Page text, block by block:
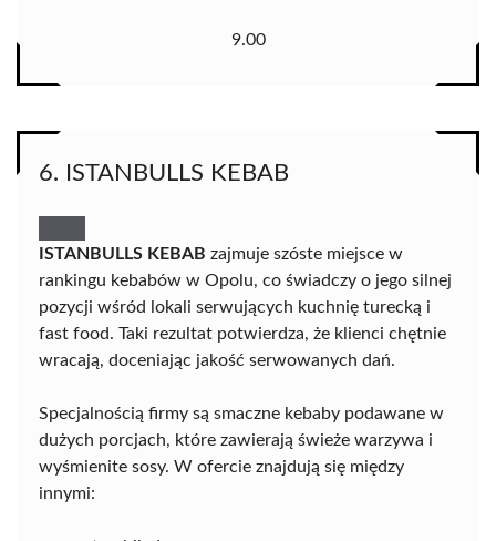
9.00
6. ISTANBULLS KEBAB
ISTANBULLS KEBAB zajmuje szóste miejsce w
rankingu kebabów w Opolu, co świadczy o jego silnej
pozycji wśród lokali serwujących kuchnię turecką i
fast food. Taki rezultat potwierdza, że klienci chętnie
wracają, doceniając jakość serwowanych dań.
Specjalnością firmy są smaczne kebaby podawane w
dużych porcjach, które zawierają świeże warzywa i
wyśmienite sosy. W ofercie znajdują się między
innymi: